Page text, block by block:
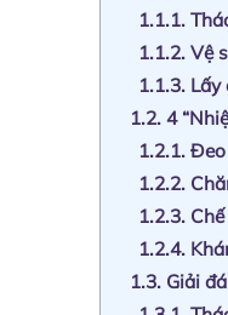
1.1.1.
1.1.2. Vệ
1.1.3. Lấy
1.2. 4
1.2.1. Đeo
1.2.2.
1.2.3.
1.2.4.
1.3. Giải